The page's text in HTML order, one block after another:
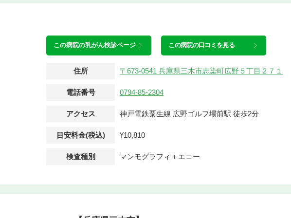
この病院の乳がん検診ページ この病院の口コミを見る
住所 〒673-0541 兵庫県三木市志染町広野５丁目２７１
電話番号 0794-85-2304
アクセス 神戸電鉄粟生線 広野ゴルフ場前駅 徒歩2分
目安料金(税込) ¥10,810
検査種別 マンモグラフィ＋エコー